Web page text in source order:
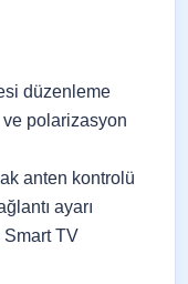
düzenleme
ve polarizasyon
anten kontrolü
ayarı
TV